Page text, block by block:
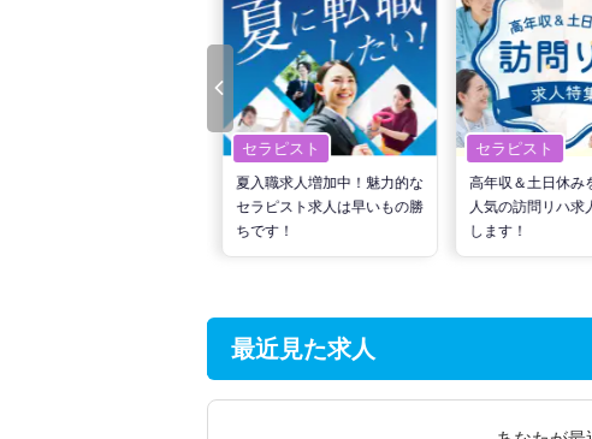
セラピスト
夏入職求人増加中！魅力的な
セラピスト求人は早いもの勝
ちです！
セラピスト
高年収＆土日休み
人気の訪問リハ求
します！
最近見た求人